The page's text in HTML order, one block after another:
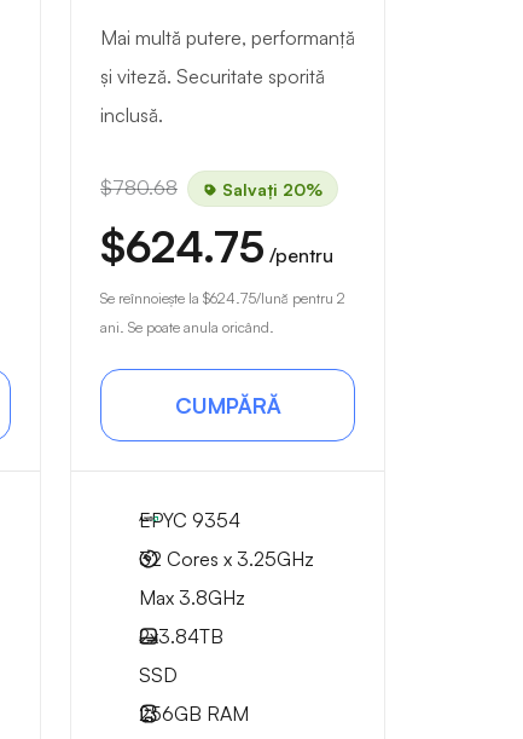
Mai multă putere, performanță
și viteză. Securitate sporită
inclusă.
$780.68 Salvați 20%
$624.75 /pentru
Se reînnoiește la $624.75/lună pentru 2
ani. Se poate anula oricând.
CUMPĂRĂ
EPYC 9354
32 Cores x 3.25GHz
Max 3.8GHz
2x3.84TB
SSD
256GB RAM